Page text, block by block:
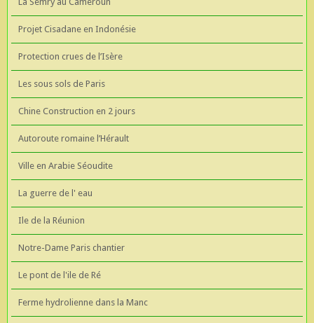
Projet Cisadane en Indonésie
Protection crues de l’Isère
Les sous sols de Paris
Chine Construction en 2 jours
Autoroute romaine l’Hérault
Ville en Arabie Séoudite
La guerre de l' eau
Ile de la Réunion
Notre-Dame Paris chantier
Le pont de l'ile de Ré
Ferme hydrolienne dans la Manc